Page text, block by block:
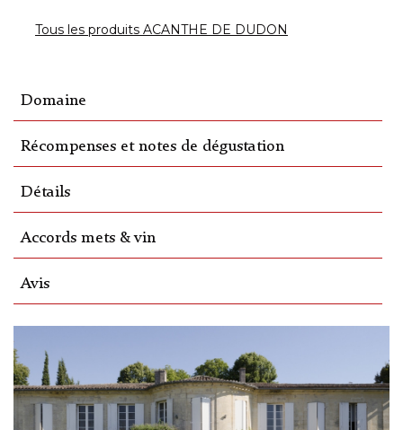
Tous les produits ACANTHE DE DUDON
Domaine
Récompenses et notes de dégustation
Détails
Accords mets & vin
Avis